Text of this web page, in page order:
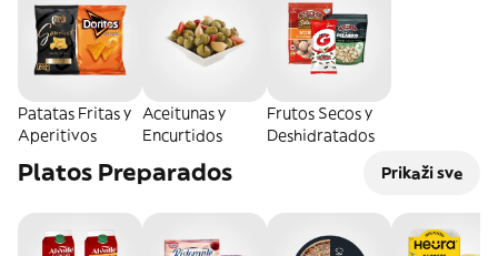
Patatas Fritas y
Aperitivos
Aceitunas y
Encurtidos
Frutos Secos y
Deshidratados
Platos Preparados Prikaži sve